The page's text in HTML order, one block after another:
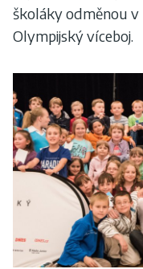
školáky odměnou v
Olympijský víceboj.